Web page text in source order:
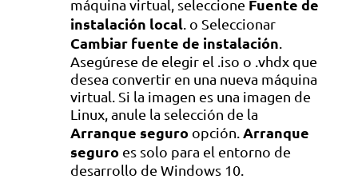
máquina virtual, seleccione Fuente de
instalación local . o Seleccionar
Cambiar fuente de instalación
Asegúrese de elegir el .iso o .vhdx que
desea convertir en una nueva máquina
virtual. Si la imagen es una imagen de
Linux, anule la selección de la
Arranque seguro opción. Arranque
seguro es solo para el entorno de
desarrollo de Windows 10.